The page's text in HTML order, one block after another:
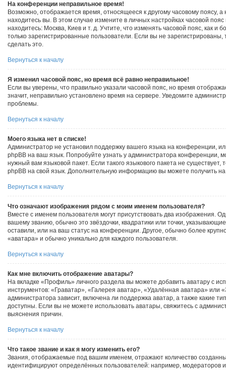
На конференции неправильное время!
Возможно, отображается время, относящееся к другому часовому поясу, а
находитесь вы. В этом случае измените в личных настройках часовой пояс
находитесь: Москва, Киев и т. д. Учтите, что изменять часовой пояс, как и
только зарегистрированные пользователи. Если вы не
сделать это.
Вернуться к началу
Я изменил часовой пояс, но время всё равно неправильное!
Если вы уверены, что правильно указали часовой пояс, но время
значит, неправильно установлено время на сервере. Уведомите
проблемы.
Вернуться к началу
Моего языка нет в списке!
Администратор не установил поддержку вашего языка на конференции,
phpBB на ваш язык. Попробуйте узнать у администратора конференции,
нужный вам языковой пакет. Если такого языкового пакета не
phpBB на свой язык. Дополнительную информацию вы можете получить
Вернуться к началу
Что означают изображения рядом с моим именем пользователя?
Вместе с именем пользователя могут присутствовать два изображения.
вашему званию, обычно это звёздочки, квадратики или точки,
оставили, или на ваш статус на конференции. Другое, обычно более
«аватара» и обычно уникально для каждого пользователя.
Вернуться к началу
Как мне включить отображение аватары?
На вкладке «Профиль» личного раздела вы можете добавить аватару с
инструментов: «Граватар», «Галерея аватар», «Удалённая аватара» или
администратора зависит, включена ли поддержка аватар, а также какие
доступны. Если вы не можете использовать аватары, свяжитесь с
выяснения причин.
Вернуться к началу
Что такое звание и как я могу изменить его?
Звания, отображаемые под вашим именем, отражают количество
идентифицируют определённых пользователей: например, модераторов